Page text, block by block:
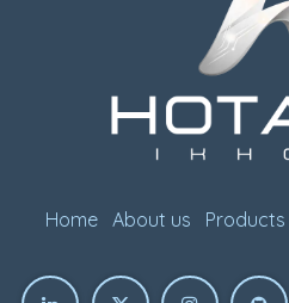
Home About us Products